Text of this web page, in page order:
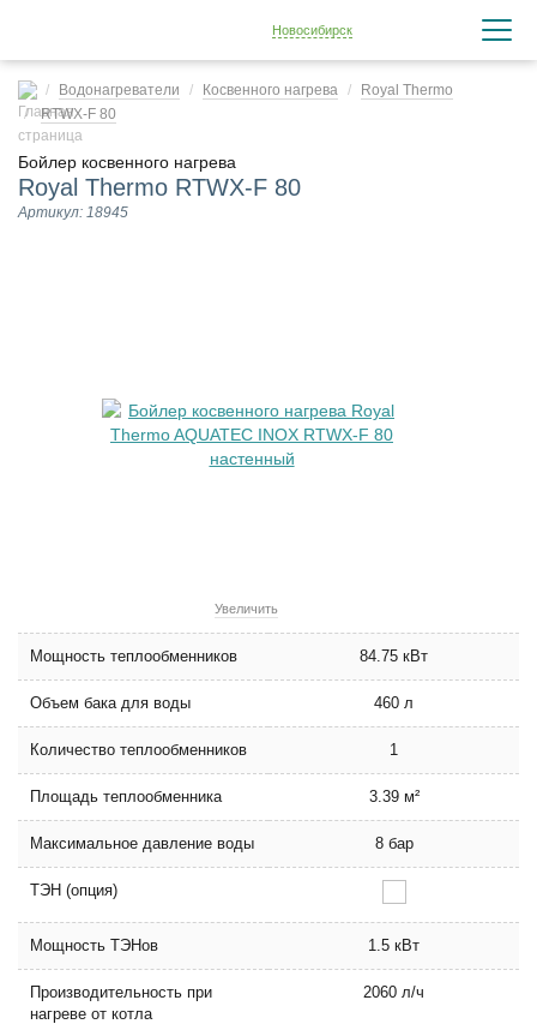
Новосибирск
Водонагреватели Косвенного нагрева
Royal Thermo
RTWX-F 80
Бойлер косвенного нагрева
Royal Thermo RTWX-F 80
Артикул: 18945
Увеличить
Мощность теплообменников 84.75 кВт
Объем бака для воды 460 л
Количество теплообменников 1
Площадь теплообменника 3.39 м²
Максимальное давление воды 8 бар
ТЭН (опция)
Мощность ТЭНов 1.5 кВт
Производительность при
нагреве от котла
2060 л/ч